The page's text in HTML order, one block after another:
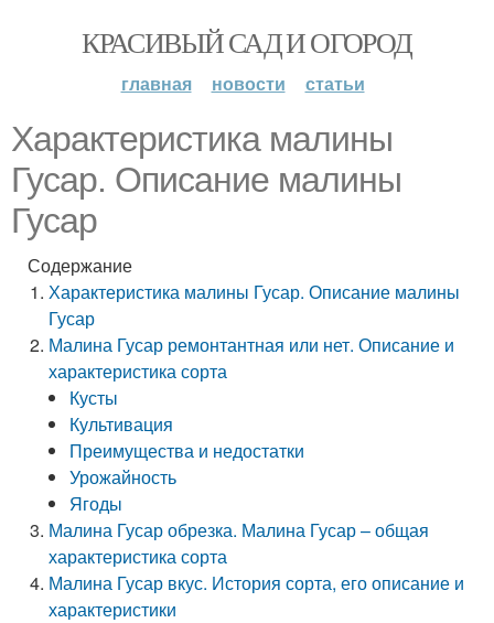
КРАСИВЫЙ САД И ОГОРОД
главная новости статьи
Характеристика малины
Гусар. Описание малины
Гусар
Содержание
Характеристика малины Гусар. Описание малины
Гусар
Малина Гусар ремонтантная или нет. Описание и
характеристика сорта
Кусты
Культивация
Преимущества и недостатки
Урожайность
Ягоды
Малина Гусар обрезка. Малина Гусар – общая
характеристика сорта
Малина Гусар вкус. История сорта, его описание и
характеристики